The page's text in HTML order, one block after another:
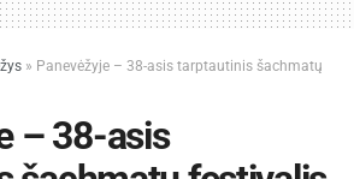
» Panevėžyje – 38-asis tarptautinis šachmatų
– 38-asis